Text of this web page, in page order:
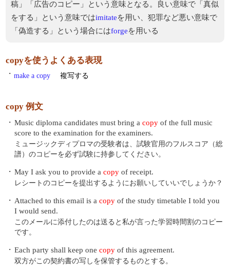
稿」「広告のコピー」という意味となる。良い意味で「真似
をする」という意味ではimitateを用い、犯罪など悪い意味で
「偽造する」という場合にはforgeを用いる
copyを使うよくある表現
・ make a copy 複写する
copy 例文
・ Music diploma candidates must bring a copy of the full music
score to the examination for the examiners.
ミュージックディプロマの受験者は、試験官用のフルスコア（総
譜）のコピーを必ず試験に持参してください。
・ May I ask you to provide a copy of receipt.
レシートのコピーを提出するようにお願いしていいでしょうか？
・ Attached to this email is a copy of the study timetable I told you
I would send.
このメールに添付したのは送ると私が言った学習時間割のコピー
です。
・ Each party shall keep one copy of this agreement.
双方がこの契約書の写しを保管するものとする。